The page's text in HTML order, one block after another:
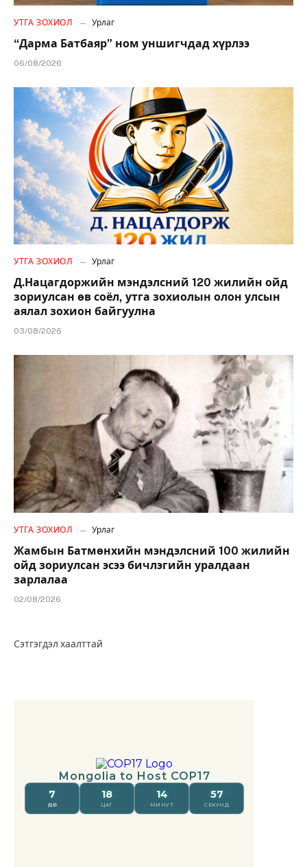
УТГА ЗОХИОЛ Урлаг
“Дарма Батбаяр” ном уншигчдад хүрлээ
06/08/2026
УТГА ЗОХИОЛ Урлаг
Д.Нацагдоржийн мэндэлсний 120 жилийн ойд
зориулсан өв соёл, утга зохиолын олон улсын
аялал зохион байгуулна
03/08/2026
УТГА ЗОХИОЛ Урлаг
Жамбын Батмөнхийн мэндэлсний 100 жилийн
ойд зориулсан эсээ бичлэгийн уралдаан
зарлалаа
02/08/2026
Сэтгэгдэл хаалттай